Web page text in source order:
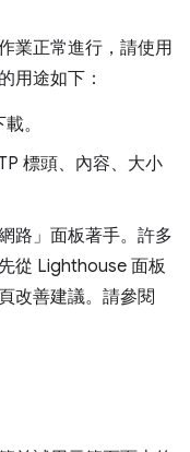
業正常進行，請使用
用途如下：
。
標頭、內容、大小
路」 面板著手。許多
從 Lighthouse 面板
改善建議。請參閱